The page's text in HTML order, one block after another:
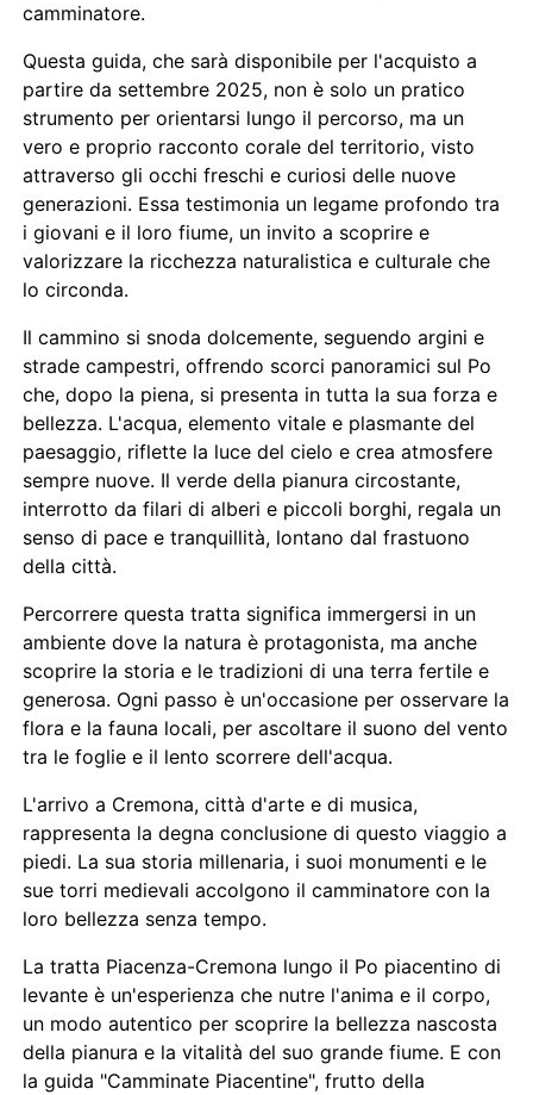
camminatore.
Questa guida, che sarà disponibile per l'acquisto a
partire da settembre 2025, non è solo un pratico
strumento per orientarsi lungo il percorso, ma un
vero e proprio racconto corale del territorio, visto
attraverso gli occhi freschi e curiosi delle nuove
generazioni. Essa testimonia un legame profondo tra
i giovani e il loro fiume, un invito a scoprire e
valorizzare la ricchezza naturalistica e culturale che
lo circonda.
Il cammino si snoda dolcemente, seguendo argini e
strade campestri, offrendo scorci panoramici sul Po
che, dopo la piena, si presenta in tutta la sua forza e
bellezza. L'acqua, elemento vitale e plasmante del
paesaggio, riflette la luce del cielo e crea atmosfere
sempre nuove. Il verde della pianura circostante,
interrotto da filari di alberi e piccoli borghi, regala un
senso di pace e tranquillità, lontano dal frastuono
della città.
Percorrere questa tratta significa immergersi in un
ambiente dove la natura è protagonista, ma anche
scoprire la storia e le tradizioni di una terra fertile e
generosa. Ogni passo è un'occasione per osservare la
flora e la fauna locali, per ascoltare il suono del vento
tra le foglie e il lento scorrere dell'acqua.
L'arrivo a Cremona, città d'arte e di musica,
rappresenta la degna conclusione di questo viaggio a
piedi. La sua storia millenaria, i suoi monumenti e le
sue torri medievali accolgono il camminatore con la
loro bellezza senza tempo.
La tratta Piacenza-Cremona lungo il Po piacentino di
levante è un'esperienza che nutre l'anima e il corpo,
un modo autentico per scoprire la bellezza nascosta
della pianura e la vitalità del suo grande fiume. E con
la guida "Camminate Piacentine", frutto della